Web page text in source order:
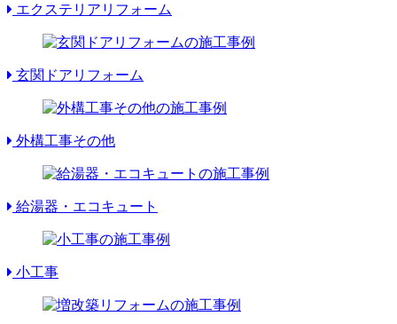
エクステリアリフォーム
玄関ドアリフォーム
外構工事その他
給湯器・エコキュート
小工事